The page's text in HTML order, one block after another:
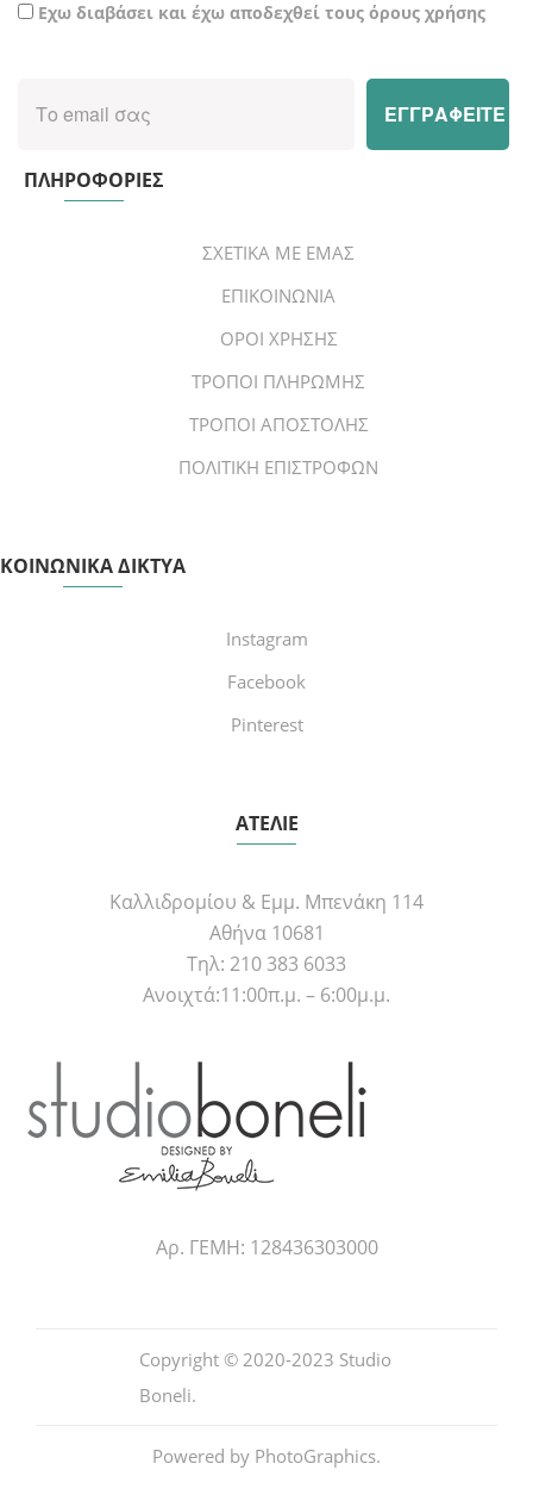
Εχω διαβάσει και έχω αποδεχθεί τους όρους χρήσης
ΠΛΗΡΟΦΟΡΙΕΣ
ΣΧΕΤΙΚΑ ΜΕ ΕΜΑΣ
ΕΠΙΚΟΙΝΩΝΙΑ
ΟΡΟΙ ΧΡΗΣΗΣ
ΤΡΟΠΟΙ ΠΛΗΡΩΜΗΣ
ΤΡΟΠΟΙ ΑΠΟΣΤΟΛΗΣ
ΠΟΛΙΤΙΚΗ ΕΠΙΣΤΡΟΦΩΝ
ΚΟΙΝΩΝΙΚΑ ΔΙΚΤΥΑ
Instagram
Facebook
Pinterest
ΑΤΕΛΙΕ
Καλλιδρομίου & Εμμ. Μπενάκη 114
Αθήνα 10681
Τηλ: 210 383 6033
Ανοιχτά:11:00π.μ. – 6:00μ.μ.
Αρ. ΓΕΜΗ: 128436303000
Copyright © 2020-2023 Studio
Boneli.
Powered by PhotoGraphics.